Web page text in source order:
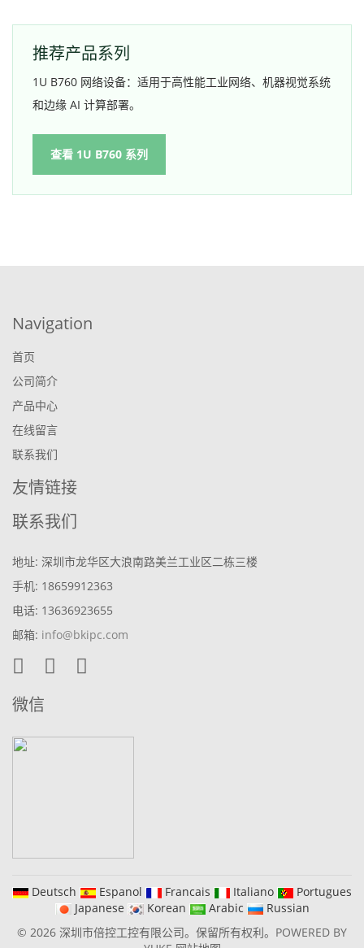
推荐产品系列
1U B760 网络设备：适用于高性能工业网络、机器视觉系统
和边缘 AI 计算部署。
查看 1U B760 系列
Navigation
首页
公司简介
产品中心
在线留言
联系我们
友情链接
联系我们
地址: 深圳市龙华区大浪南路美兰工业区二栋三楼
手机: 18659912363
电话: 13636923655
邮箱: info@bkipc.com
微信
Deutsch Espanol Francais Italiano
Portugues
Japanese
Korean Arabic
Russian
© 2026 深圳市倍控工控有限公司。保留所有权利。 POWERED BY